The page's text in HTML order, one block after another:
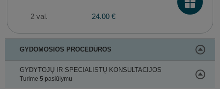
2 val. 24.00 €
GYDOMOSIOS PROCEDŪROS
GYDYTOJŲ IR SPECIALISTŲ KONSULTACIJOS
Turime 5pasiūlymų